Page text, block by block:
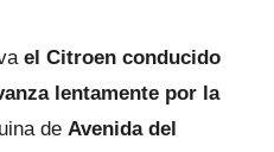
el Citroen conducido
lentamente por la
de Avenida del